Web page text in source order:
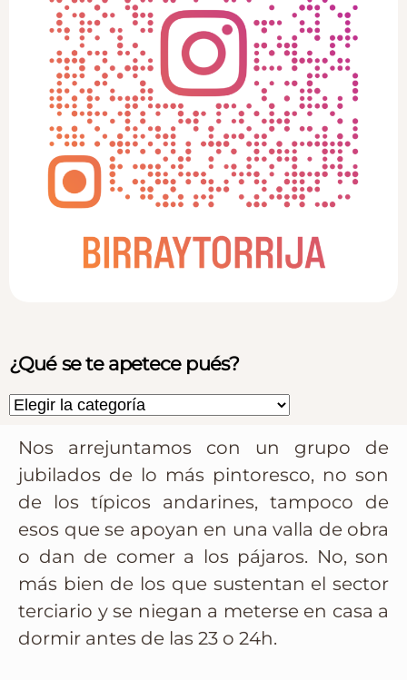
Nos arrejuntamos con un grupo de
jubilados de lo más pintoresco, no son
de los típicos andarines, tampoco de
esos que se apoyan en una valla de obra
o dan de comer a los pájaros. No, son
más bien de los que sustentan el sector
terciario y se niegan a meterse en casa a
dormir antes de las 23 o 24h.
¿Qué se te apetece pués?